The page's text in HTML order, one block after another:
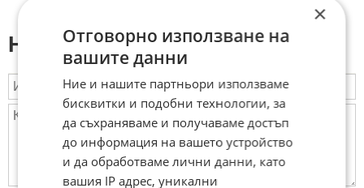
Напиши коментар:
×
Отговорно използване на
вашите данни
Ние и нашите партньори използваме
бисквитки и подобни технологии, за
да съхраняваме и получаваме достъп
до информация на вашето устройство
и да обработваме лични данни, като
вашия IP адрес, уникални